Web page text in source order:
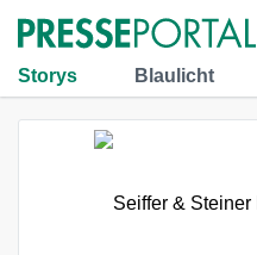
Storys Blaulicht